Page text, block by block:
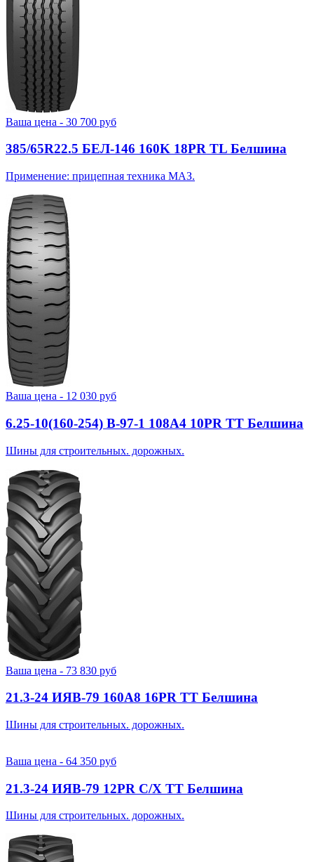
Ваша цена - 30 700 руб
385/65R22.5 БЕЛ-146 160K 18PR TL Белшина
Применение: прицепная техника МАЗ.
Ваша цена - 12 030 руб
6.25-10(160-254) В-97-1 108A4 10PR TT Белшина
Шины для строительных. дорожных.
Ваша цена - 73 830 руб
21.3-24 ИЯВ-79 160A8 16PR TT Белшина
Шины для строительных. дорожных.
Ваша цена - 64 350 руб
21.3-24 ИЯВ-79 12PR С/Х TT Белшина
Шины для строительных. дорожных.